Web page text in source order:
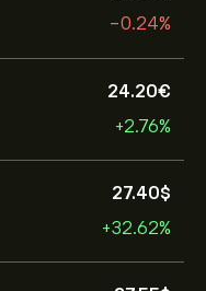
-0.24%
24.20‎€‎
+2.76%
27.40‎$‎
+32.62%